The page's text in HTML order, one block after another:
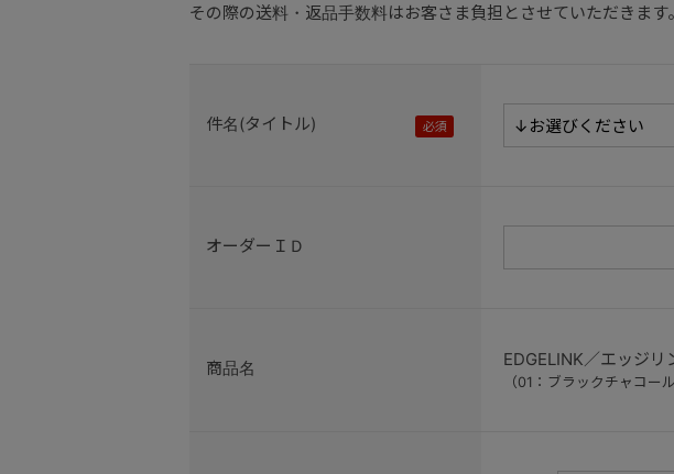
その際の送料・返品手数料はお客さま負担とさせていただきます。
件名(タイトル)
オーダーＩＤ
商品名 EDGELINK／エッジ
（01：ブラックチャコール